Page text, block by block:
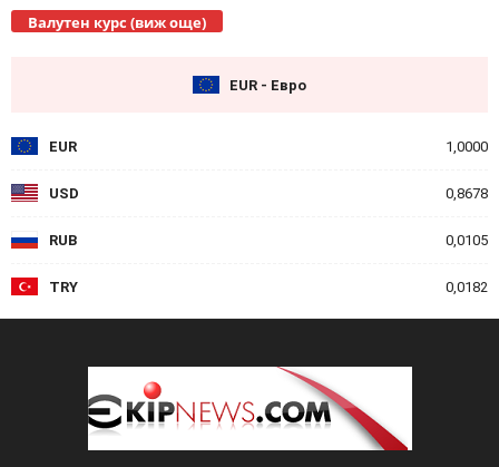
Валутен курс (виж още)
EUR - Евро
EUR 1,0000
USD 0,8678
RUB 0,0105
TRY 0,0182